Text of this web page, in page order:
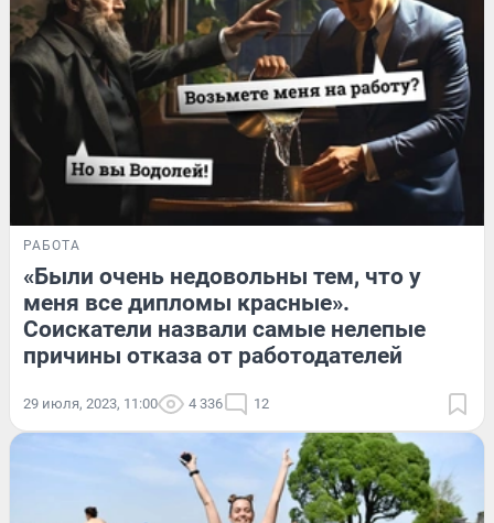
РАБОТА
«Были очень недовольны тем, что у
меня все дипломы красные».
Соискатели назвали самые нелепые
причины отказа от работодателей
29 июля, 2023, 11:00 4 336 12